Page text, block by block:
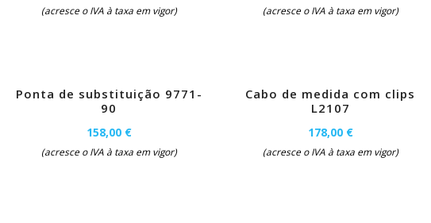
(acresce o IVA à taxa em vigor) (acresce o IVA à taxa em vigor)
Ponta de substituição 9771-
90
158,00 €
(acresce o IVA à taxa em vigor)
Cabo de medida com clips
L2107
178,00 €
(acresce o IVA à taxa em vigor)